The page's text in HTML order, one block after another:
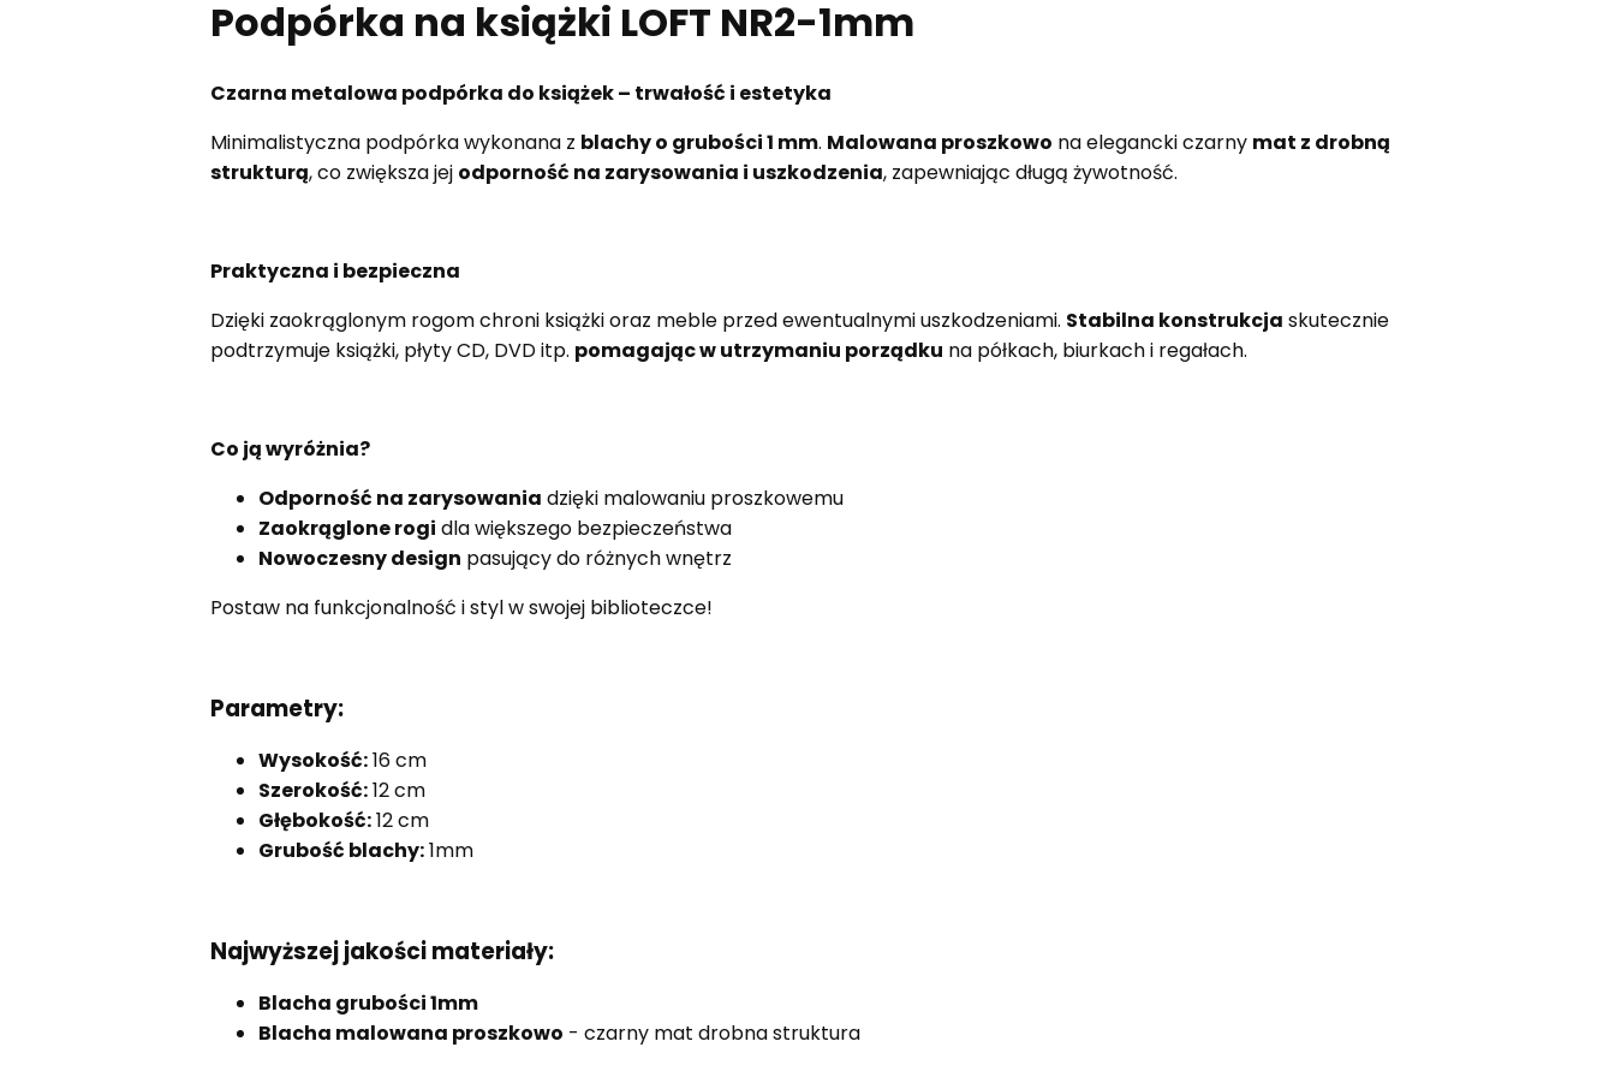
Podpórka na książki LOFT NR2-1mm
Czarna metalowa podpórka do książek – trwałość i estetyka
Minimalistyczna podpórka wykonana z blachy o grubości 1 mm. Malowana proszkowo na elegancki czarny mat z drobną
strukturą, co zwiększa jej odporność na zarysowania i uszkodzenia, zapewniając długą żywotność.
Praktyczna i bezpieczna
Dzięki zaokrąglonym rogom chroni książki oraz meble przed ewentualnymi uszkodzeniami. Stabilna konstrukcja skutecznie
podtrzymuje książki, płyty CD, DVD itp. pomagając w utrzymaniu porządku na półkach, biurkach i regałach.
Co ją wyróżnia?
Odporność na zarysowania dzięki malowaniu proszkowemu
Zaokrąglone rogi dla większego bezpieczeństwa
Nowoczesny design pasujący do różnych wnętrz
Postaw na funkcjonalność i styl w swojej biblioteczce!
Parametry:
Wysokość:16 cm
Szerokość:12 cm
Głębokość:12 cm
Grubość blachy:1mm
Najwyższej jakości materiały:
Blacha grubości 1mm
Blacha malowana proszkowo - czarny mat drobna struktura